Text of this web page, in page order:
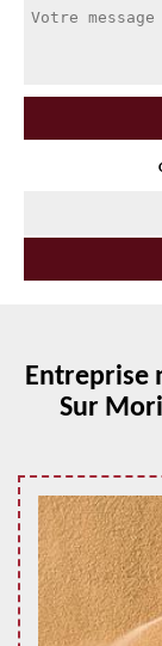
Entreprise
Sur